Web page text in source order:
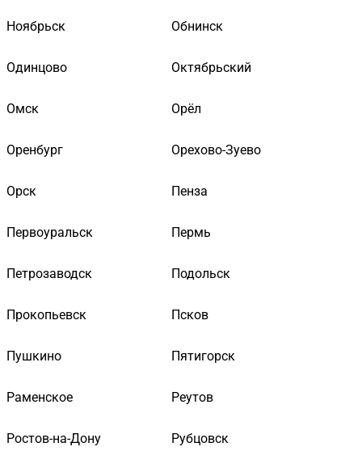
Ноябрьск Обнинск
Одинцово Октябрьский
Омск Орёл
Оренбург Орехово-Зуево
Орск Пенза
Первоуральск Пермь
Петрозаводск Подольск
Прокопьевск Псков
Пушкино Пятигорск
Раменское Реутов
Ростов-на-Дону Рубцовск